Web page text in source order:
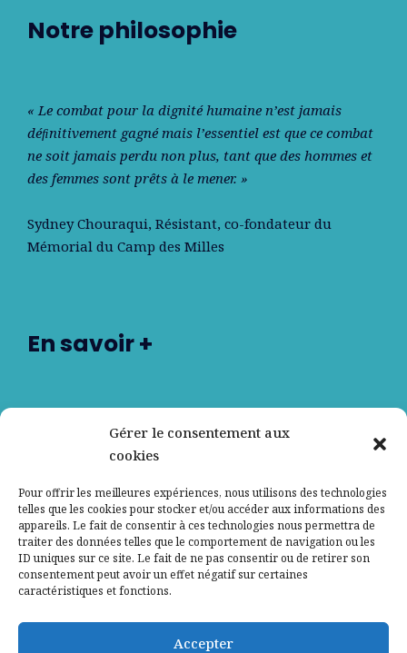
Gérer le consentement aux
cookies
Pour offrir les meilleures expériences, nous utilisons des technologies
telles que les cookies pour stocker et/ou accéder aux informations des
appareils. Le fait de consentir à ces technologies nous permettra de
traiter des données telles que le comportement de navigation ou les
ID uniques sur ce site. Le fait de ne pas consentir ou de retirer son
consentement peut avoir un effet négatif sur certaines
caractéristiques et fonctions.
Accepter
Notre philosophie
« Le combat pour la dignité humaine n’est jamais
déﬁnitivement gagné mais l’essentiel est que ce combat
ne soit jamais perdu non plus, tant que des hommes et
des femmes sont prêts à le mener. »
Sydney Chouraqui, Résistant, co-fondateur du
Mémorial du Camp des Milles
En savoir +
Contactez-nous
Mentions légales